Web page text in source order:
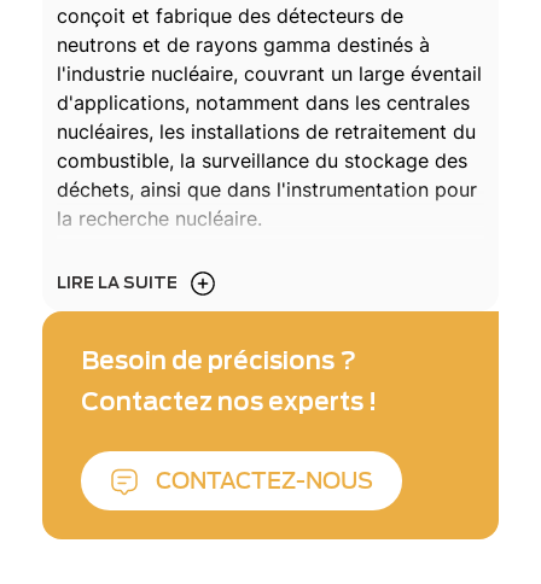
conçoit et fabrique des détecteurs de
neutrons et de rayons gamma destinés à
l'industrie nucléaire, couvrant un large éventail
d'applications, notamment dans les centrales
nucléaires, les installations de retraitement du
combustible, la surveillance du stockage des
déchets, ainsi que dans l'instrumentation pour
la recherche nucléaire.
LIRE LA SUITE
Besoin de précisions ?
Contactez nos experts !
CONTACTEZ-NOUS